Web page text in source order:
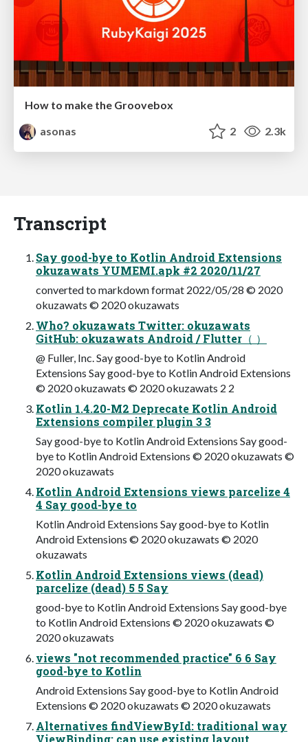
How to make the Groovebox
asonas
2 2.3k
Transcript
Say good-bye to Kotlin Android Extensions
okuzawats YUMEMI.apk #2 2020/11/27
converted to markdown format 2022/05/28 © 2020
okuzawats © 2020 okuzawats
Who? okuzawats Twitter: okuzawats
GitHub: okuzawats Android / Flutter（ ）
@ Fuller, Inc. Say good-bye to Kotlin Android
Extensions Say good-bye to Kotlin Android Extensions
© 2020 okuzawats © 2020 okuzawats 2 2
Kotlin 1.4.20-M2 Deprecate Kotlin Android
Extensions compiler plugin 3 3
Say good-bye to Kotlin Android Extensions Say good-
bye to Kotlin Android Extensions © 2020 okuzawats ©
2020 okuzawats
Kotlin Android Extensions views parcelize 4
4 Say good-bye to
Kotlin Android Extensions Say good-bye to Kotlin
Android Extensions © 2020 okuzawats © 2020
okuzawats
Kotlin Android Extensions views (dead)
parcelize (dead) 5 5 Say
good-bye to Kotlin Android Extensions Say good-bye
to Kotlin Android Extensions © 2020 okuzawats ©
2020 okuzawats
views "not recommended practice" 6 6 Say
good-bye to Kotlin
Android Extensions Say good-bye to Kotlin Android
Extensions © 2020 okuzawats © 2020 okuzawats
Alternatives findViewById: traditional way
ViewBinding: can use existing layout